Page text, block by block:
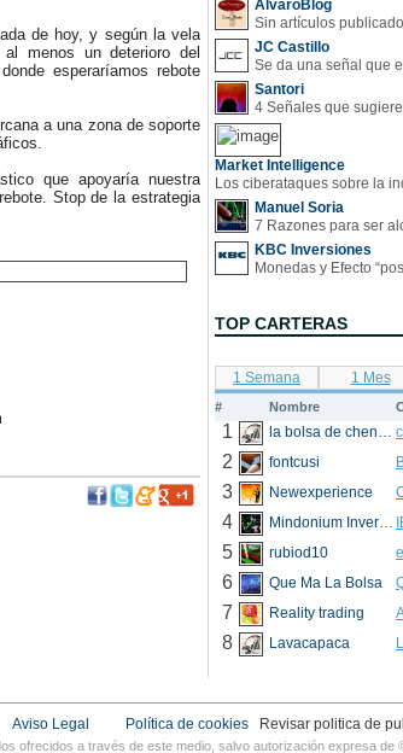
de hoy, y según la vela
menos un deterioro del
esperaríamos rebote
a una zona de soporte
que apoyaría nuestra
Stop de la estrategia
AlvaroBlog
Sin artículos
JC Castillo
Santori
Market Intelligence
Manuel Soria
7 Razones para ser
KBC Inversiones
TOP CARTERAS
1 Semana 1 Mes
# Nombre
1 la bolsa de chencho
2 fontcusi
3 Newexperience
4 Mindonium Inversions
5 rubiod10
6 Que Ma La Bolsa
7 Reality trading
8 Lavacapaca
Aviso Legal Revisar politica de
Política de cookies
ofrecidos a través de este medio, salvo autorización expresa de